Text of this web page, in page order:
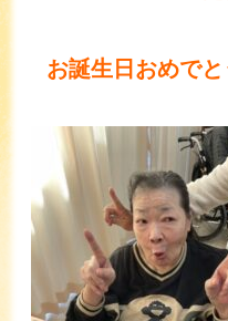
お誕生日おめで